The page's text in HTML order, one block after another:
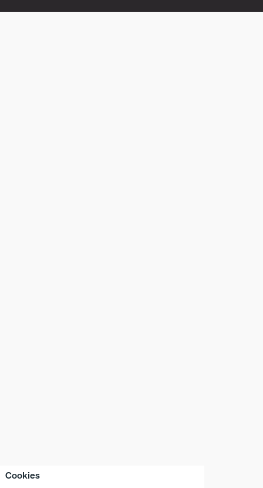
Cookies